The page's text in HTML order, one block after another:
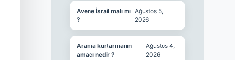
Avene İsrail malı mı
?
Ağustos 5,
2026
Arama kurtarmanın
amacı nedir ?
Ağustos 4,
2026